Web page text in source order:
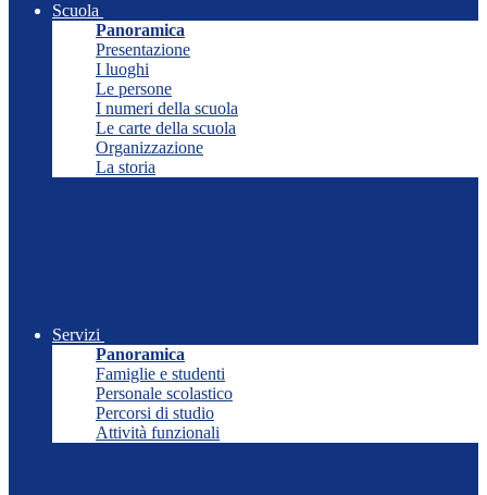
Scuola
Panoramica
Presentazione
I luoghi
Le persone
I numeri della scuola
Le carte della scuola
Organizzazione
La storia
Servizi
Panoramica
Famiglie e studenti
Personale scolastico
Percorsi di studio
Attività funzionali